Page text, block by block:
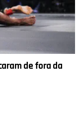
de fora da